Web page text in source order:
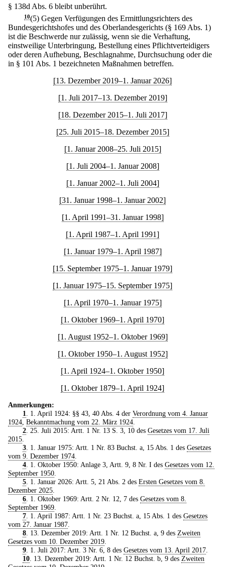
§ 138d Abs. 6 bleibt unberührt.
10(5) Gegen Verfügungen des Ermittlungsrichters des
Bundesgerichtshofes und des Oberlandesgerichts (§ 169 Abs. 1)
ist die Beschwerde nur zulässig, wenn sie die Verhaftung,
einstweilige Unterbringung, Bestellung eines Pflichtverteidigers
oder deren Aufhebung, Beschlagnahme, Durchsuchung oder die
in § 101 Abs. 1 bezeichneten Maßnahmen betreffen.
[13. Dezember 2019–1. Januar 2026]
[1. Juli 2017–13. Dezember 2019]
[18. Dezember 2015–1. Juli 2017]
[25. Juli 2015–18. Dezember 2015]
[1. Januar 2008–25. Juli 2015]
[1. Juli 2004–1. Januar 2008]
[1. Januar 2002–1. Juli 2004]
[31. Januar 1998–1. Januar 2002]
[1. April 1991–31. Januar 1998]
[1. April 1987–1. April 1991]
[1. Januar 1979–1. April 1987]
[15. September 1975–1. Januar 1979]
[1. Januar 1975–15. September 1975]
[1. April 1970–1. Januar 1975]
[1. Oktober 1969–1. April 1970]
[1. August 1952–1. Oktober 1969]
[1. Oktober 1950–1. August 1952]
[1. April 1924–1. Oktober 1950]
[1. Oktober 1879–1. April 1924]
Anmerkungen:
1
. 1. April 1924: §§ 43, 40 Abs. 4 der Verordnung vom 4. Januar
1924 Bekanntmachung vom 22. März 1924
2. 25. Juli 2015: Artt. 1 Nr. 13 S. 3, 10 des Gesetzes vom 17. Juli
2015
3. 1. Januar 1975: Artt. 1 Nr. 83 Buchst. a, 15 Abs. 1 des Gesetzes
vom 9. Dezember 1974
4. 1. Oktober 1950: Anlage 3, Artt. 9, 8 Nr. I des Gesetzes vom 12.
September 1950
5. 1. Januar 2026: Artt. 5, 21 Abs. 2 des Ersten Gesetzes vom 8.
Dezember 2025
6. 1. Oktober 1969: Artt. 2 Nr. 12, 7 des Gesetzes vom 8.
September 1969
7. 1. April 1987: Artt. 1 Nr. 23 Buchst. a, 15 Abs. 1 des Gesetzes
vom 27. Januar 1987
8. 13. Dezember 2019: Artt. 1 Nr. 12 Buchst. a, 9 des Zweiten
Gesetzes vom 10. Dezember 2019
9. 1. Juli 2017: Artt. 3 Nr. 6, 8 des Gesetzes vom 13. April 2017.
10. 13. Dezember 2019: Artt. 1 Nr. 12 Buchst. b, 9 des Zweiten